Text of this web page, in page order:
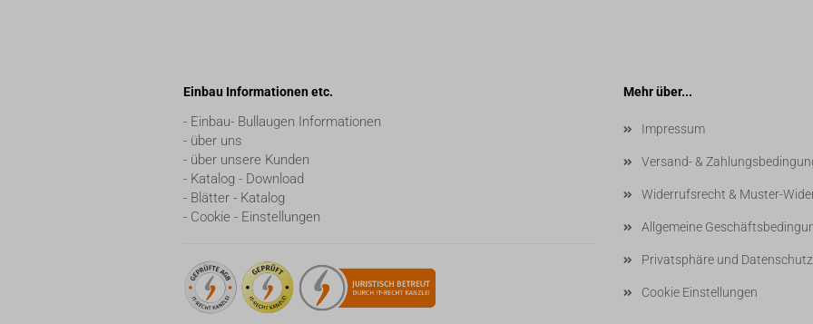
Einbau Informationen etc.
- Einbau- Bullaugen Informationen
- über uns
- über unsere Kunden
- Katalog - Download
- Blätter - Katalog
- Cookie - Einstellungen
Mehr über...
Impressum
Versand- &
Widerrufsrecht & Muster-
Allgemeine
Privatsphäre und Datenschutz
Cookie Einstellungen